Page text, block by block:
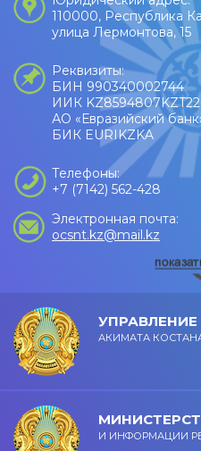
110000, Республика
улица Лермонтова, 15
Реквизиты:
БИН 990340002744
ИИК
АО «Евразийский
БИК EURIKZKA
Телефоны:
+7 (7142) 562-428
Электронная почта:
ocsnt.kz@mail.kz
АКИМАТА
И ИНФОРМАЦИИ